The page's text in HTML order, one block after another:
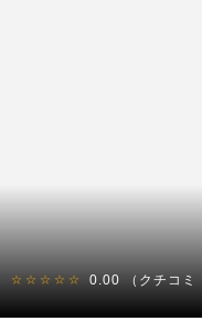
☆☆☆☆☆ 0.00 （クチコミ